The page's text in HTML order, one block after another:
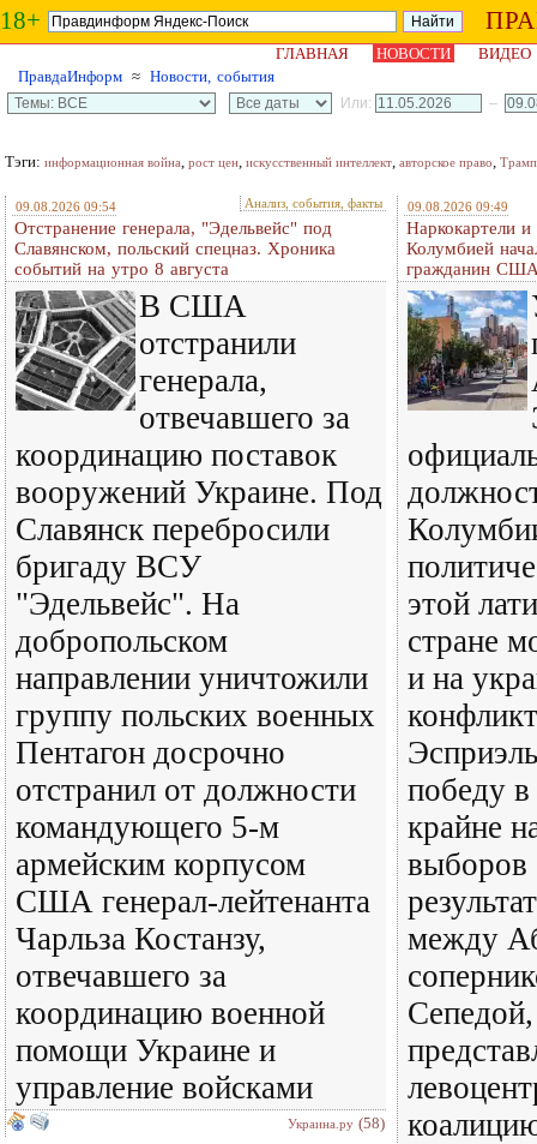
18+
ГЛАВНАЯ НОВОСТИ
ВИДЕО
ПравдаИнформ ≈ Новости, события
Или: –
Тэги: информационная война, рост цен, искусственный интеллект, авторское право, Трамп
09.08.2026 09:54 Анализ, события, факты
Отстранение генерала, "Эдельвейс" под
Славянском, польский спецназ. Хроника
событий на утро 8 августа
В США
отстранили
генерала,
отвечавшего за
координацию поставок
вооружений Украине. Под
Славянск перебросили
бригаду ВСУ
"Эдельвейс". На
добропольском
направлении уничтожили
группу польских военных
Пентагон досрочно
отстранил от должности
командующего 5-м
армейским корпусом
США генерал-лейтенанта
Чарльза Костанзу,
отвечавшего за
координацию военной
помощи Украине и
управление войсками
Украина.ру (58)
09.08.2026 09:49
Наркокартели
Колумбией
гражданин
этой
стране
и на
победу
крайне
выборов
между
Сепедой,